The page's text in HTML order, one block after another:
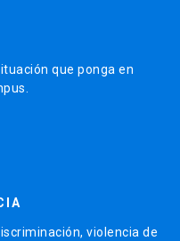
que ponga en
violencia de